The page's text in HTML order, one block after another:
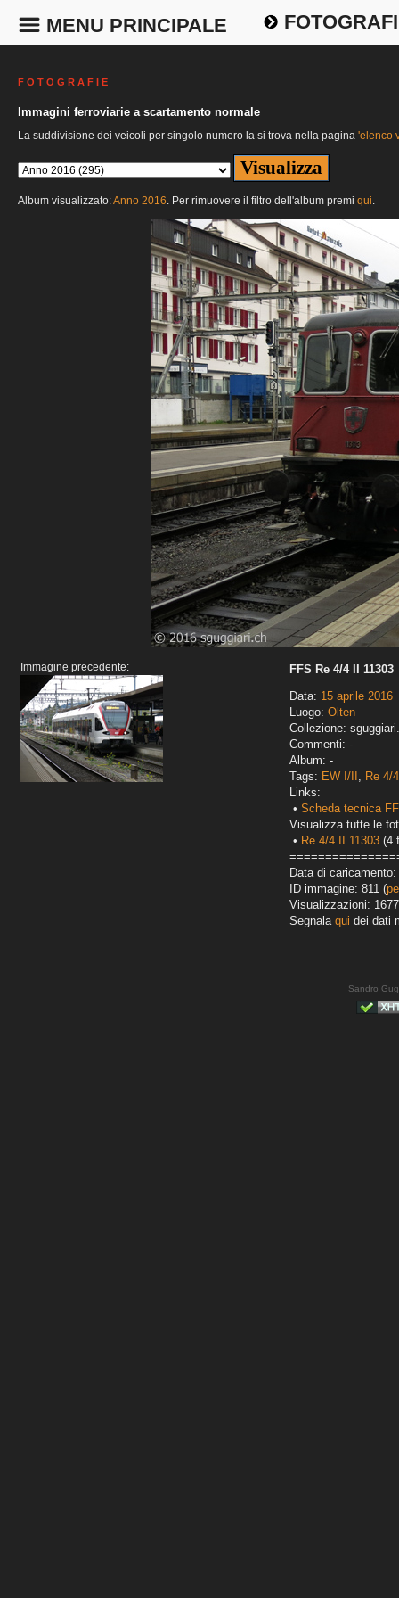
MENU PRINCIPALE
F O T O G R A F I E
Immagini ferroviarie a scartamento normale
La suddivisione dei veicoli per singolo numero la si trova nella pagina 'elenco
Album visualizzato:Anno 2016. Per rimuovere il filtro dell'album premi qui.
Immagine precedente:
FFS Re 4/4 II 11303
Data: 15 aprile 2016
Luogo: Olten
Collezione:
Commenti: -
Album: -
Tags: EW I/II , Re 4/
Links:
• Scheda tecnica
Visualizza tutte le
• Re 4/4 II 11303 (4
Data di caricamento:
ID immagine: 811 (
Visualizzazioni: 1677
Segnala qui dei dati
Sandro